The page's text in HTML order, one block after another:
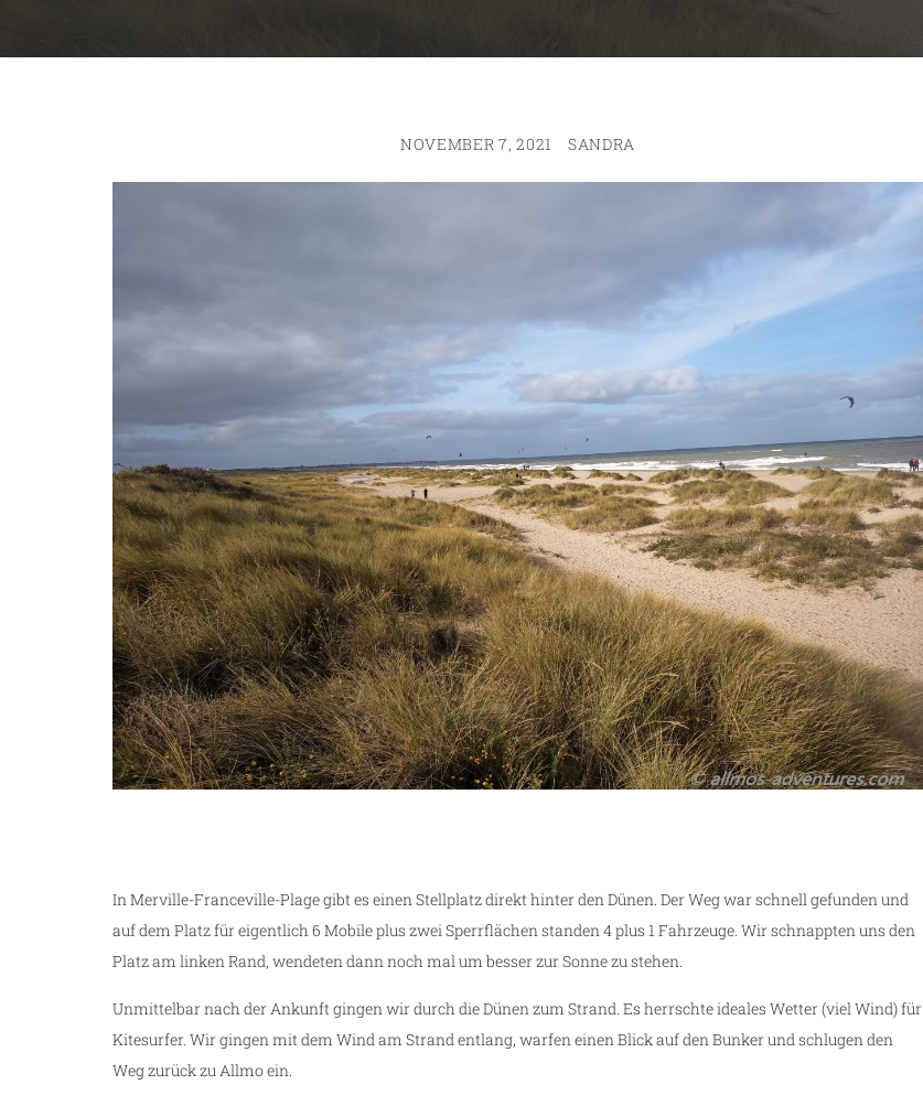
NOVEMBER 7, 2021 SANDRA
In Merville-Franceville-Plage gibt es einen Stellplatz direkt hinter den Dünen. Der Weg war schnell gefunden und
auf dem Platz für eigentlich 6 Mobile plus zwei Sperrflächen standen 4 plus 1 Fahrzeuge. Wir schnappten uns den
Platz am linken Rand, wendeten dann noch mal um besser zur Sonne zu stehen.
Unmittelbar nach der Ankunft gingen wir durch die Dünen zum Strand. Es herrschte ideales Wetter (viel Wind) für
Kitesurfer. Wir gingen mit dem Wind am Strand entlang, warfen einen Blick auf den Bunker und schlugen den
Weg zurück zu Allmo ein.